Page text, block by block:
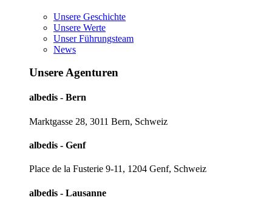
Unsere Geschichte
Unsere Werte
Unser Führungsteam
News
Unsere Agenturen
albedis - Bern
Marktgasse 28, 3011 Bern, Schweiz
albedis - Genf
Place de la Fusterie 9-11, 1204 Genf, Schweiz
albedis - Lausanne